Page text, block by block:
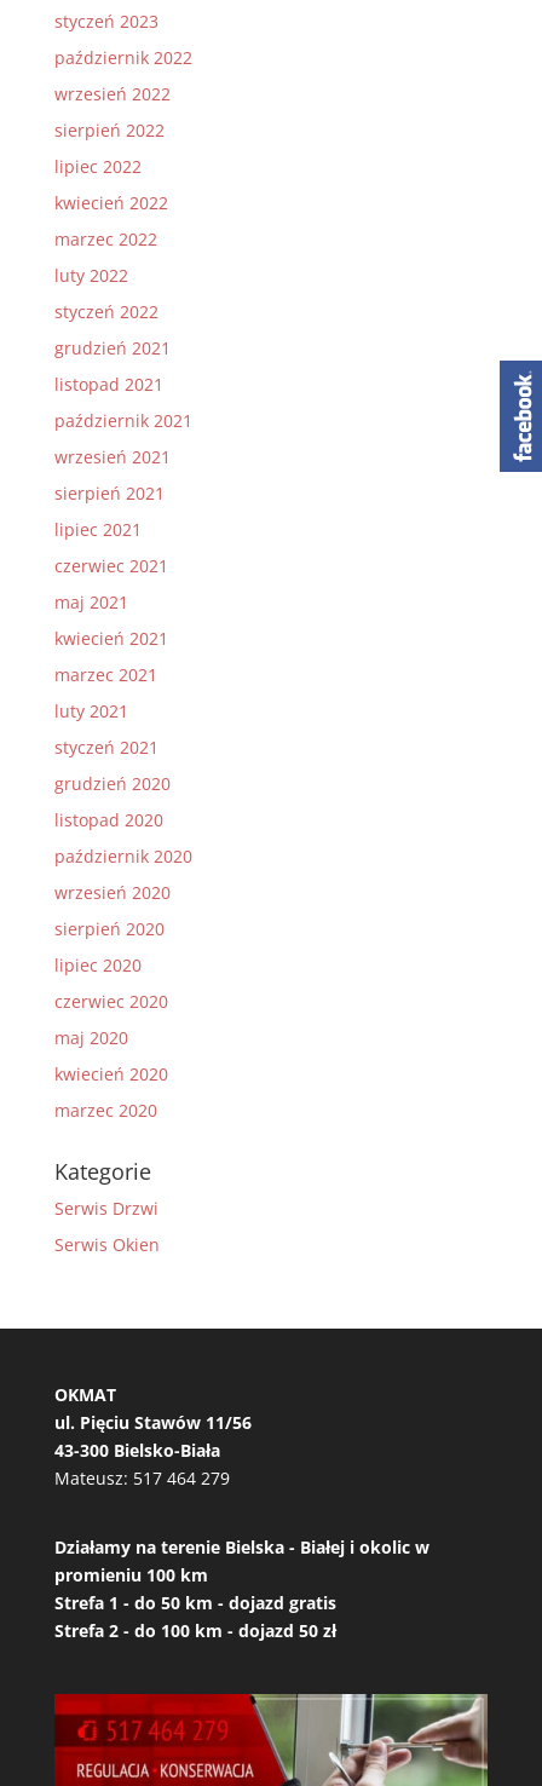
styczeń 2023
październik 2022
wrzesień 2022
sierpień 2022
lipiec 2022
kwiecień 2022
marzec 2022
luty 2022
styczeń 2022
grudzień 2021
listopad 2021
październik 2021
wrzesień 2021
sierpień 2021
lipiec 2021
czerwiec 2021
maj 2021
kwiecień 2021
marzec 2021
luty 2021
styczeń 2021
grudzień 2020
listopad 2020
październik 2020
wrzesień 2020
sierpień 2020
lipiec 2020
czerwiec 2020
maj 2020
kwiecień 2020
marzec 2020
Kategorie
Serwis Drzwi
Serwis Okien
OKMAT
ul. Pięciu Stawów 11/56
43-300 Bielsko-Biała
Mateusz: 517 464 279
Działamy na terenie Bielska - Białej i okolic w
promieniu 100 km
Strefa 1 - do 50 km - dojazd gratis
Strefa 2 - do 100 km - dojazd 50 zł